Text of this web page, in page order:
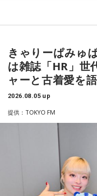
人の方のお名前が分かり
ご遺族の方も80年の時を
っしゃったといいます。
齊藤さんですが、まだま
「当時は自分の持ち物に名
お名前はあるんですが、
て、亡くなったと特定で
ら、あの日、列車に乗っ
お目にかかりたいんです」
8月5日、いのはなトンネ
パーソナリティ：アンジ
Gacharic Spin）、たんぼ
放送日時：月曜～木曜
番組Webサイト：https://
番組公式X：@sol_info
（左から）パーソナリテ
社yutori代表取締役社長 片
ゆとりくんは、Z世代向け
2023年にはアパレル業界
大きな注目を集めていま
『ゆとりくんがすごい』
気になっていました」と
たことを明かします。
◆「今いちばんすごい人
きゃりーぱみゅ
は雑誌「HR」世
ャーと古着愛を
2026.08.05 up
提供：TOKYO FM